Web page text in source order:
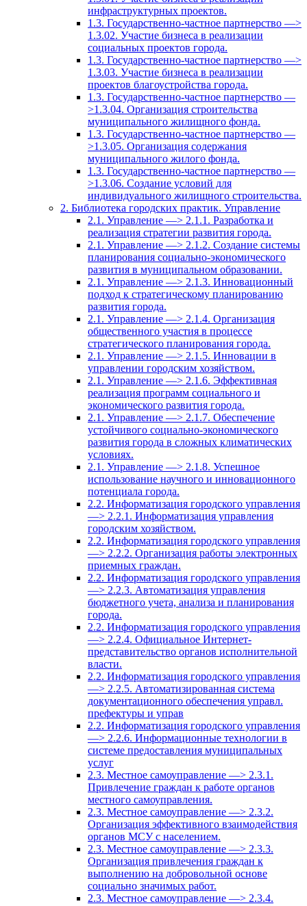
инфраструктурных проектов.
1.3. Государственно-частное партнерство —>
1.3.02. Участие бизнеса в реализации
социальных проектов города.
1.3. Государственно-частное партнерство —>
1.3.03. Участие бизнеса в реализации
проектов благоустройства города.
1.3. Государственно-частное партнерство —
>1.3.04. Организация строительства
муниципального жилищного фонда.
1.3. Государственно-частное партнерство —
>1.3.05. Организация содержания
муниципального жилого фонда.
1.3. Государственно-частное партнерство —
>1.3.06. Создание условий для
индивидуального жилищного строительства.
2. Библиотека городских практик. Управление
2.1. Управление —> 2.1.1. Разработка и
реализация стратегии развития города.
2.1. Управление —> 2.1.2. Создание системы
планирования социально-экономического
развития в муниципальном образовании.
2.1. Управление —> 2.1.3. Инновационный
подход к стратегическому планированию
развития города.
2.1. Управление —> 2.1.4. Организация
общественного участия в процессе
стратегического планирования города.
2.1. Управление —> 2.1.5. Инновации в
управлении городским хозяйством.
2.1. Управление —> 2.1.6. Эффективная
реализация программ социального и
экономического развития города.
2.1. Управление —> 2.1.7. Обеспечение
устойчивого социально-экономического
развития города в сложных климатических
условиях.
2.1. Управление —> 2.1.8. Успешное
использование научного и инновационного
потенциала города.
2.2. Информатизация городского управления
—> 2.2.1. Информатизация управления
городским хозяйством.
2.2. Информатизация городского управления
—> 2.2.2. Организация работы электронных
приемных граждан.
2.2. Информатизация городского управления
—> 2.2.3. Автоматизация управления
бюджетного учета, анализа и планирования
города.
2.2. Информатизация городского управления
—> 2.2.4. Официальное Интернет-
представительство органов исполнительной
власти.
2.2. Информатизация городского управления
—> 2.2.5. Автоматизированная система
документационного обеспечения управл.
префектуры и управ
2.2. Информатизация городского управления
—> 2.2.6. Информационные технологии в
системе предоставления муниципальных
услуг
2.3. Местное самоуправление —> 2.3.1.
Привлечение граждан к работе органов
местного самоуправления.
2.3. Местное самоуправление —> 2.3.2.
Организация эффективного взаимодействия
органов МСУ с населением.
2.3. Местное самоуправление —> 2.3.3.
Организация привлечения граждан к
выполнению на добровольной основе
социально значимых работ.
2.3. Местное самоуправление —> 2.3.4.